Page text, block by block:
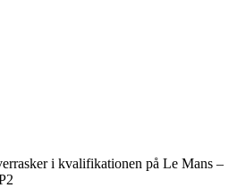
i kvalifikationen på Le Mans –